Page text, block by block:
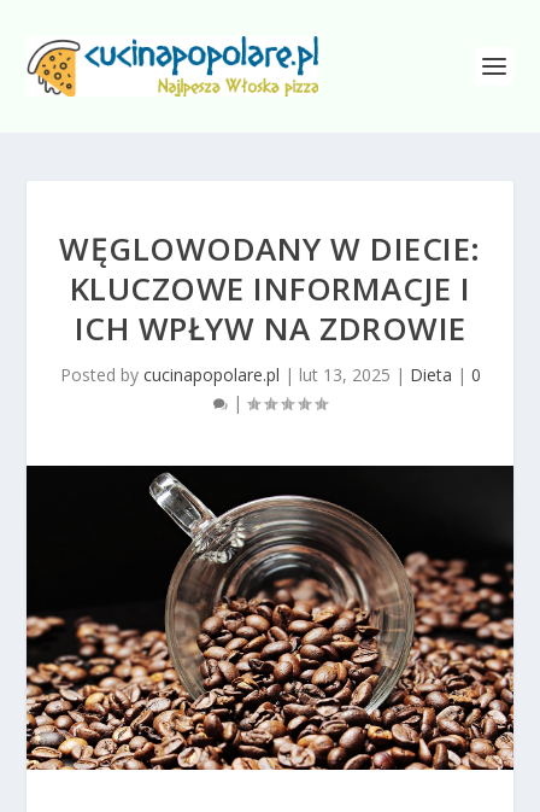
WĘGLOWODANY W DIECIE:
KLUCZOWE INFORMACJE I
ICH WPŁYW NA ZDROWIE
Posted by cucinapopolare.pl | lut 13, 2025 | Dieta | 0
|